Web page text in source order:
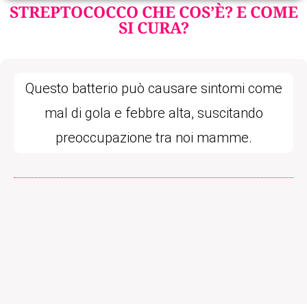
STREPTOCOCCO CHE COS’È? E COME
SI CURA?
Questo batterio può causare sintomi come
mal di gola e febbre alta, suscitando
preoccupazione tra noi mamme.